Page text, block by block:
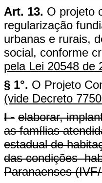
Art. 13. O projeto
regularização
urbanas e rurais,
social, conforme
pela Lei 20548 de
§ 1°. O Projeto
(vide Decreto
I - elaborar,
as famílias
estadual de
das condições
Paranaenses